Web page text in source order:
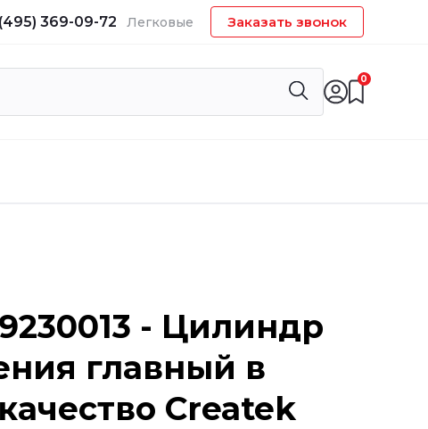
369-09-72 Легковые Заказать звонок
0
- Цилиндр
главный в
Createk